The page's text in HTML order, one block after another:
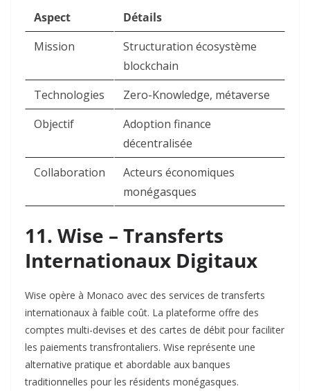
Aspect
Détails
Mission
Structuration écosystème
blockchain
Technologies
Zero-Knowledge, métaverse
Objectif
Adoption finance
décentralisée
Collaboration
Acteurs économiques
monégasques
11. Wise – Transferts
Internationaux Digitaux
Wise opère à Monaco avec des services de transferts
internationaux à faible coût. La plateforme offre des
comptes multi-devises et des cartes de débit pour faciliter
les paiements transfrontaliers. Wise représente une
alternative pratique et abordable aux banques
traditionnelles pour les résidents monégasques.​